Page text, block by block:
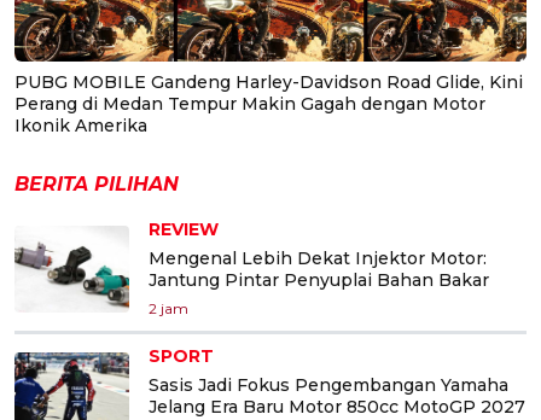
PUBG MOBILE Gandeng Harley-Davidson Road Glide, Kini
Perang di Medan Tempur Makin Gagah dengan Motor
Ikonik Amerika
BERITA PILIHAN
REVIEW
Mengenal Lebih Dekat Injektor Motor:
Jantung Pintar Penyuplai Bahan Bakar
2 jam
SPORT
Sasis Jadi Fokus Pengembangan Yamaha
Jelang Era Baru Motor 850cc MotoGP 2027